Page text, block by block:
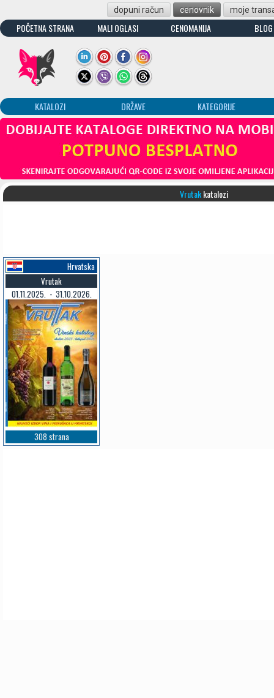
dopuni račun cenovnik moje
POČETNA STRANA MALI OGLASI CENOMANIJA BLOG
KATALOZI DRŽAVE KATEGORIJE
Vrutakkatalozi
Hrvatska
Vrutak
01.11.2025. - 31.10.2026.
308 strana